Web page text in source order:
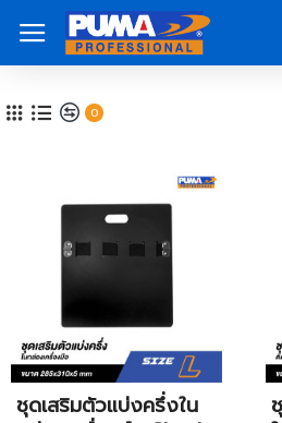
0
ชุดเสริมตัวแบ่งครึ่งใน